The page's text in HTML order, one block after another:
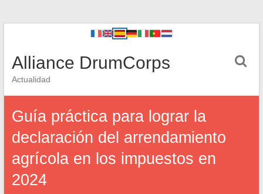
Alliance DrumCorps
Actualidad
Guía práctica para lograr la
declaración del arrendamiento
agrícola en los impuestos en
2024